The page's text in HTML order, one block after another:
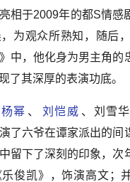
相于2009年的都S情感
为观众所熟知，随后
中，他化身为男主角的
了其深厚的表演功底。
杨幂 、 刘恺威 、刘雪
了六爷在谭家派出的间
留下了深刻的印象，次
俊凯》，饰演高文；